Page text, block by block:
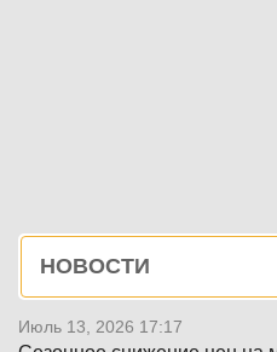
Боковая
панель
НОВОСТИ
Июль 13, 2026 17:17